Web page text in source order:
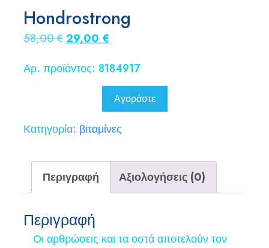
Hondrostrong
58,00€Original
29,00 €
είναι:
Αρ. προϊόντος: 8184917
Αγοράστε
Κατηγορία: βιταμίνες
Περιγραφή Αξιολογήσεις (0)
Περιγραφή
Οι αρθρώσεις και τα οστά αποτελούν τον